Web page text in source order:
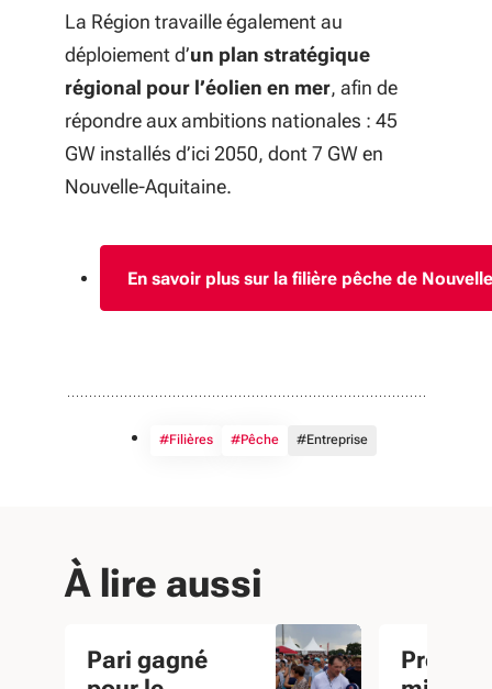
La Région travaille également au
déploiement d’un plan stratégique
régional pour l’éolien en mer, afin de
répondre aux ambitions nationales : 45
GW installés d’ici 2050, dont 7 GW en
Nouvelle-Aquitaine.
En savoir plus sur la filière pêche de
#Filières #Pêche #Entreprise
À lire aussi
Pari gagné